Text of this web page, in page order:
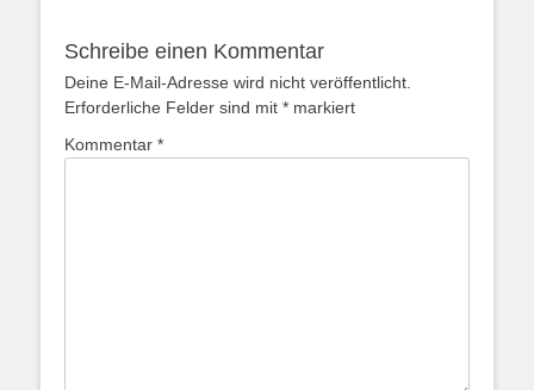
Schreibe einen Kommentar
Deine E-Mail-Adresse wird nicht veröffentlicht.
Erforderliche Felder sind mit * markiert
Kommentar *